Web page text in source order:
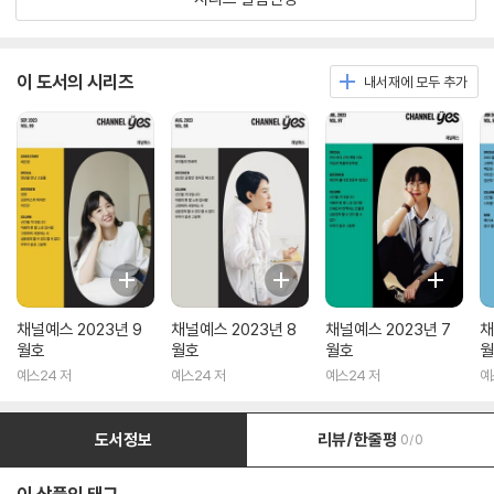
이 도서의 시리즈 내서재에 모두 추가
채널예스 2023년 9
월호
예스24 저
채널예스 2023년 8
월호
예스24 저
채널예스 2023년 7
월호
예스24 저
도서정보 리뷰/한줄평 0/0